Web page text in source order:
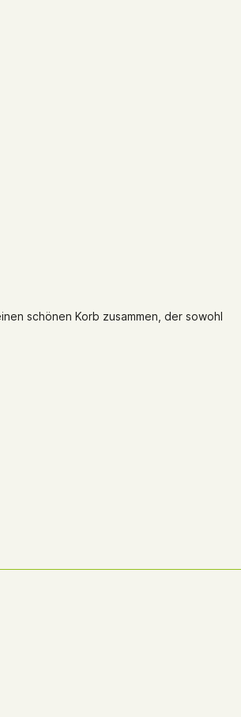
schönen Korb zusammen, der sowohl